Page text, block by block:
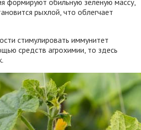
формируют обильную зеленую массу,
рыхлой, что облегчает
стимулировать иммунитет
средств агрохимии, то здесь